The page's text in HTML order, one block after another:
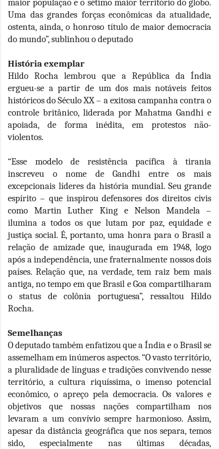
maior população e o sétimo maior território do globo.
Uma das grandes forças econômicas da atualidade,
ostenta, ainda, o honroso título de maior democracia
do mundo”, sublinhou o deputado
História exemplar
Hildo Rocha lembrou que a República da Índia
ergueu-se a partir de um dos mais notáveis feitos
históricos do Século XX – a exitosa campanha contra o
controle britânico, liderada por Mahatma Gandhi e
apoiada, de forma inédita, em protestos não-
violentos.
“Esse modelo de resistência pacífica à tirania
inscreveu o nome de Gandhi entre os mais
excepcionais líderes da história mundial. Seu grande
espírito – que inspirou defensores dos direitos civis
como Martin Luther King e Nelson Mandela –
ilumina a todos os que lutam por paz, equidade e
justiça social. É, portanto, uma honra para o Brasil a
relação de amizade que, inaugurada em 1948, logo
após a independência, une fraternalmente nossos dois
países. Relação que, na verdade, tem raiz bem mais
antiga, no tempo em que Brasil e Goa compartilharam
o status de colônia portuguesa”, ressaltou Hildo
Rocha.
Semelhanças
O deputado também enfatizou que a Índia e o Brasil se
assemelham em inúmeros aspectos. “O vasto território,
a pluralidade de línguas e tradições convivendo nesse
território, a cultura riquíssima, o imenso potencial
econômico, o apreço pela democracia. Os valores e
objetivos que nossas nações compartilham nos
levaram a um convívio sempre harmonioso. Assim,
apesar da distância geográfica que nos separa, temos
sido, especialmente nas últimas décadas,